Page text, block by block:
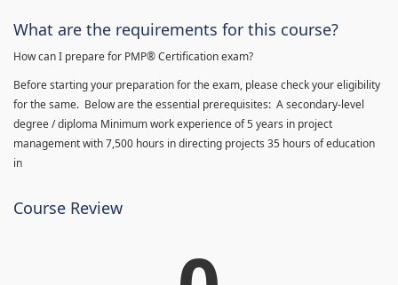
What are the requirements for this course?
How can I prepare for PMP® Certification exam?
Before starting your preparation for the exam, please check your eligibility
for the same. Below are the essential prerequisites: A secondary-level
degree / diploma Minimum work experience of 5 years in project
management with 7,500 hours in directing projects 35 hours of education
in
Course Review